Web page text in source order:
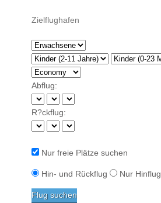
Abflug:
R?ckflug:
Nur freie Plätze suchen
Hin- und Rückflug Nur Hinflug